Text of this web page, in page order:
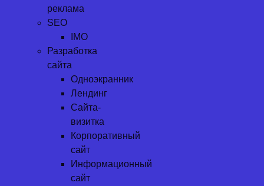
реклама
SEO
IMO
Разработка
сайта
Одноэкранник
Лендинг
Сайта-
визитка
Корпоративный
сайт
Информационный
сайт